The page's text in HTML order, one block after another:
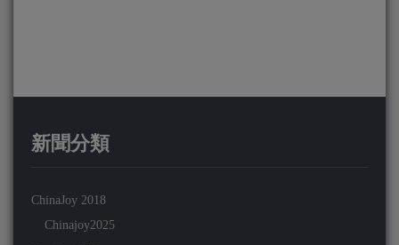
新聞分類
ChinaJoy 2018
Chinajoy2025